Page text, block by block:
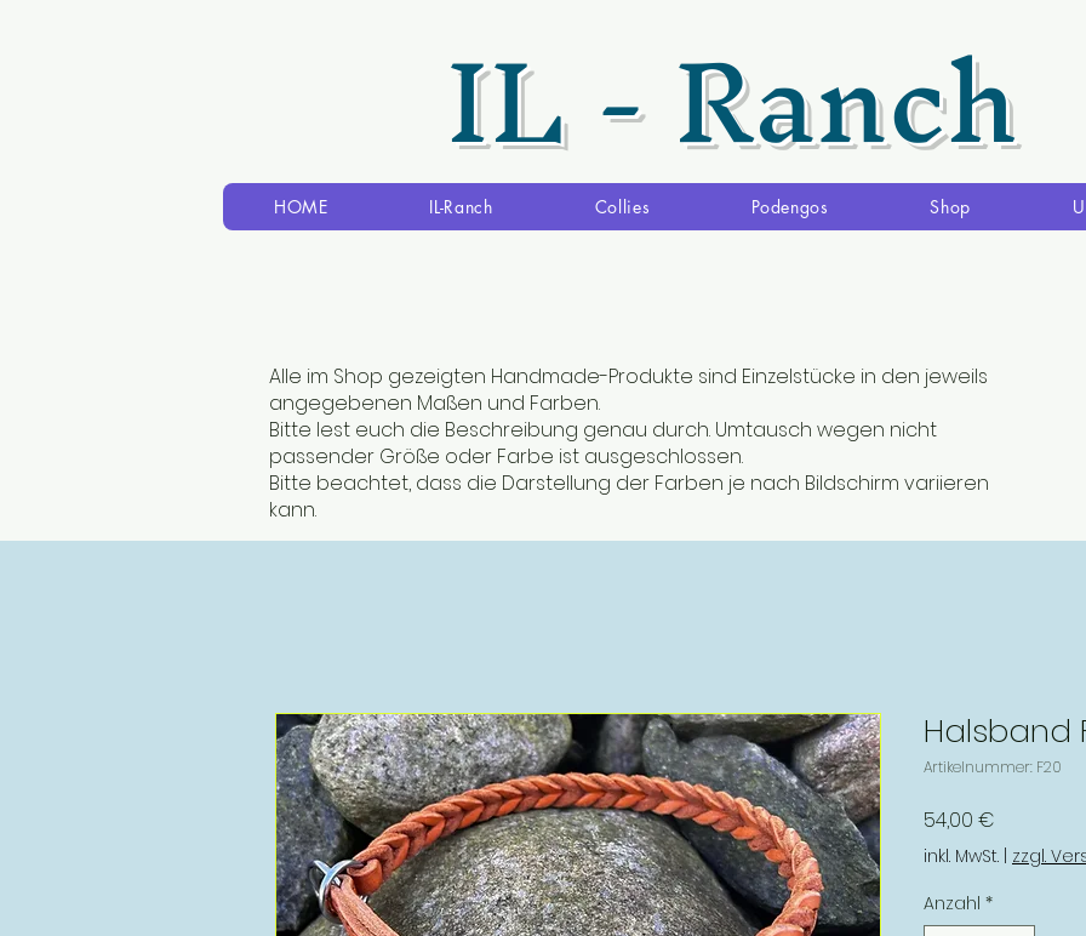
IL - Ranch
HOME IL-Ranch Collies Podengos Shop
Alle im Shop gezeigten Handmade-Produkte sind Einzelstücke in den jeweils
angegebenen Maßen und Farben.
Bitte lest euch die Beschreibung genau durch. Umtausch wegen nicht
passender Größe oder Farbe ist ausgeschlossen.
Bitte beachtet, dass die Darstellung der Farben je nach Bildschirm variieren
kann.
Halsband
Artikelnummer: F20
54,00 €
inkl. MwSt. zzgl.
Anzahl *